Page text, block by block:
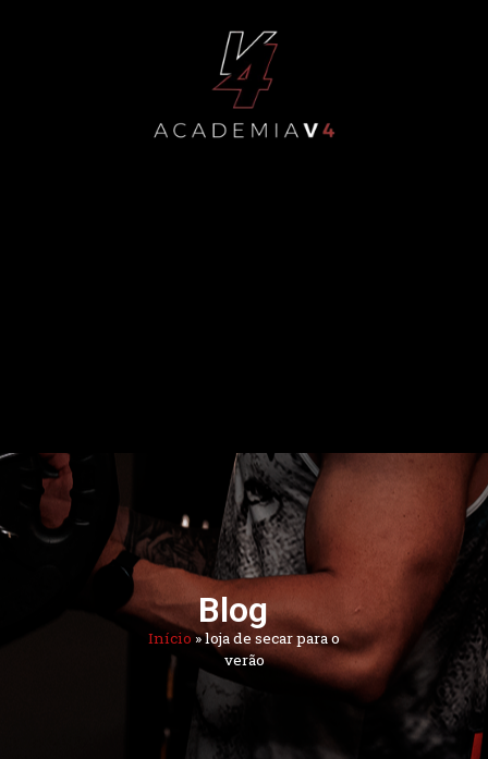
Blog
Início»loja de secar para o
verão